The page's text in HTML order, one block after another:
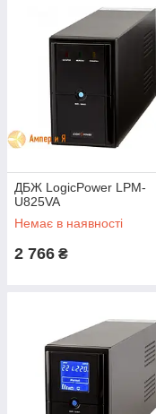
ДБЖ LogicPower LPM-
U825VA
Немає в наявності
2 766 ₴